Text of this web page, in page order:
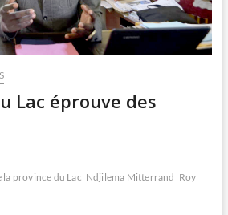
Lac éprouve des
la province du Lac Ndjilema Mitterrand Roy